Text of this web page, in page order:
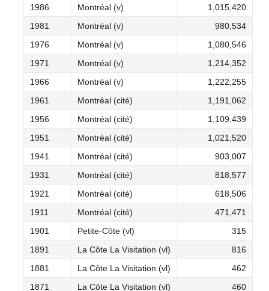
1986
Montréal (v)
1,015,420
1981
Montréal (v)
980,534
1976
Montréal (v)
1,080,546
1971
Montréal (v)
1,214,352
1966
Montréal (v)
1,222,255
1961
Montréal (cité)
1,191,062
1956
Montréal (cité)
1,109,439
1951
Montréal (cité)
1,021,520
1941
Montréal (cité)
903,007
1931
Montréal (cité)
818,577
1921
Montréal (cité)
618,506
1911
Montréal (cité)
471,471
1901
Petite-Côte (vl)
315
1891
La Côte La Visitation (vl)
816
1881
La Côte La Visitation (vl)
462
1871
La Côte La Visitation (vl) 460